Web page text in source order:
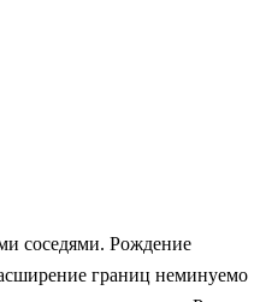
соседями. Рождение
границ неминуемо